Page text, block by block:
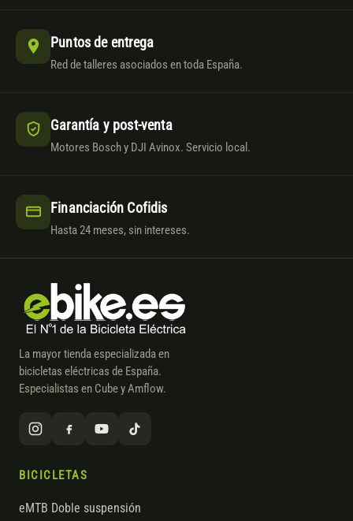
Puntos de entrega
Red de talleres asociados en toda España.
Garantía y post-venta
Motores Bosch y DJI Avinox. Servicio local.
Financiación Cofidis
Hasta 24 meses, sin intereses.
La mayor tienda especializada en
bicicletas eléctricas de España.
Especialistas en Cube y Amflow.
BICICLETAS
eMTB Doble suspensión